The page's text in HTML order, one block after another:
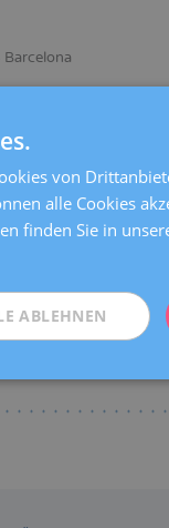
Barcelona
der Schwangerschaft
Gynäkologie
von
alle Cookies
finden Sie in
ABLEHNEN